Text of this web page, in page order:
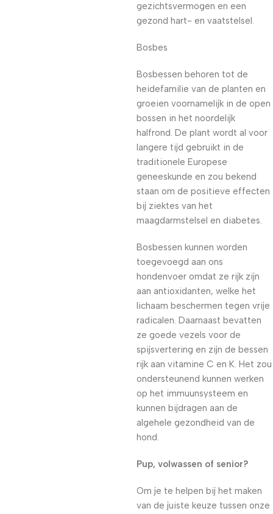
gezichtsvermogen en een
gezond hart- en vaatstelsel.
Bosbes
Bosbessen behoren tot de
heidefamilie van de planten en
groeien voornamelijk in de open
bossen in het noordelijk
halfrond. De plant wordt al voor
langere tijd gebruikt in de
traditionele Europese
geneeskunde en zou bekend
staan om de positieve effecten
bij ziektes van het
maagdarmstelsel en diabetes.
Bosbessen kunnen worden
toegevoegd aan ons
hondenvoer omdat ze rijk zijn
aan antioxidanten, welke het
lichaam beschermen tegen vrije
radicalen. Daarnaast bevatten
ze goede vezels voor de
spijsvertering en zijn de bessen
rijk aan vitamine C en K. Het zou
ondersteunend kunnen werken
op het immuunsysteem en
kunnen bijdragen aan de
algehele gezondheid van de
hond.
Pup, volwassen of senior?
Om je te helpen bij het maken
van de juiste keuze tussen onze